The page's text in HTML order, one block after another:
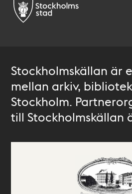
Stockholmskällan är
mellan arkiv,
Stockholm.
till Stockholmskällan